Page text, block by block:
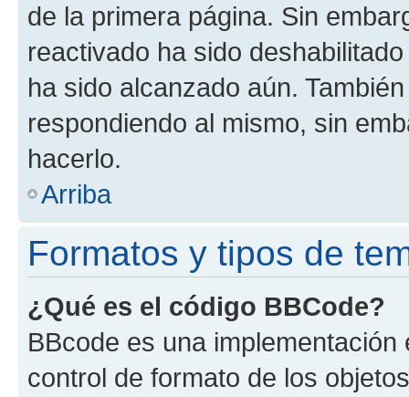
de la primera página. Sin
reactivado ha sido
ha sido alcanzado aún.
respondiendo al mismo, sin
hacerlo.
Arriba
Formatos y tipos de
¿Qué es el código BBCode?
BBcode es una
control de formato de los